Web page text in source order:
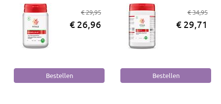
€ 29,95
€ 26,96
€ 34,95
€ 29,71